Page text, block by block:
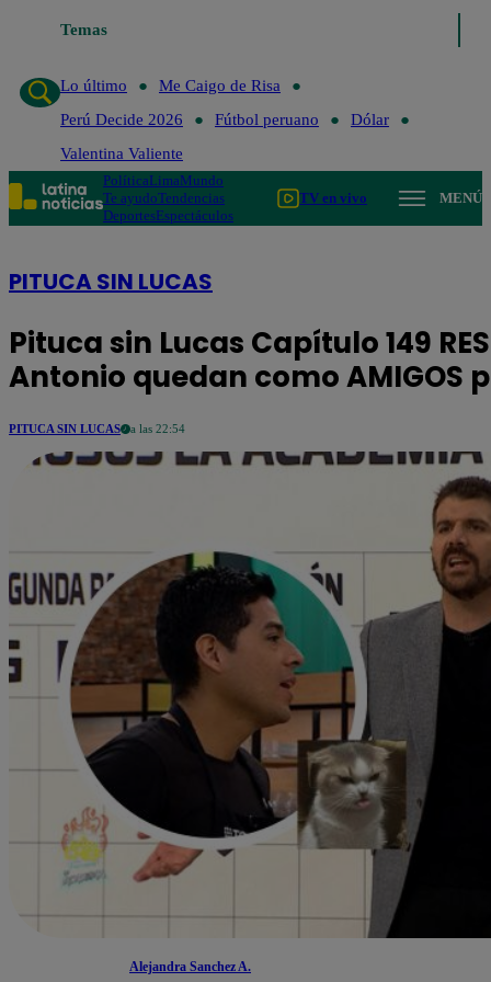
Temas
Lo último
Me Caigo de Risa
Perú Decide 2026
Fútbol peruano
Dólar
Valentina Valiente
PolíticaLimaMundo
Te ayudoTendencias
DeportesEspectáculos
TV en vivo MENÚ
PITUCA SIN LUCAS
Pituca sin Lucas Capítulo 149
Antonio quedan como AMIGOS
PITUCA SIN LUCAS a las 22:54
Alejandra Sanchez A.